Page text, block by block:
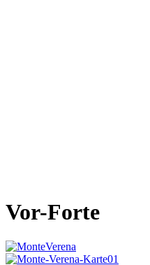
Vor-Forte